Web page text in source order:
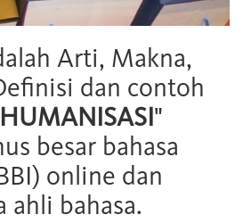
Arti, Makna,
dan contoh
"
besar bahasa
online dan
ahli bahasa.